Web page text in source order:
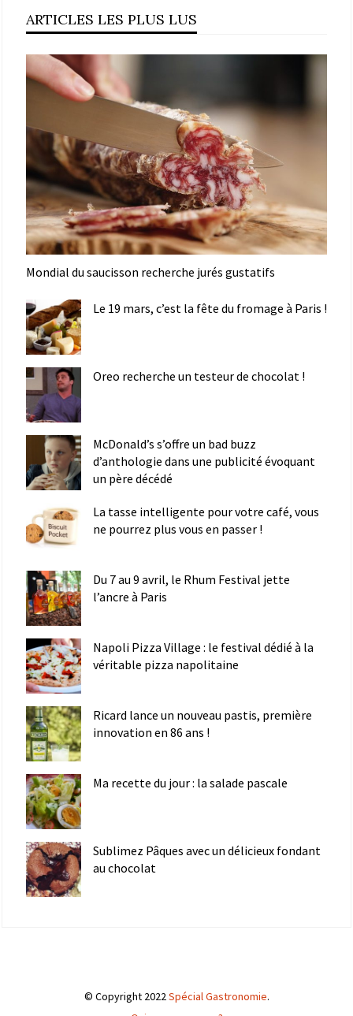
ARTICLES LES PLUS LUS
Mondial du saucisson recherche jurés gustatifs
Le 19 mars, c’est la fête du fromage à Paris !
Oreo recherche un testeur de chocolat !
McDonald’s s’offre un bad buzz
d’anthologie dans une publicité évoquant
un père décédé
La tasse intelligente pour votre café, vous
ne pourrez plus vous en passer !
Du 7 au 9 avril, le Rhum Festival jette
l’ancre à Paris
Napoli Pizza Village : le festival dédié à la
véritable pizza napolitaine
Ricard lance un nouveau pastis, première
innovation en 86 ans !
Ma recette du jour : la salade pascale
Sublimez Pâques avec un délicieux fondant
au chocolat
© Copyright 2022Spécial Gastronomie.